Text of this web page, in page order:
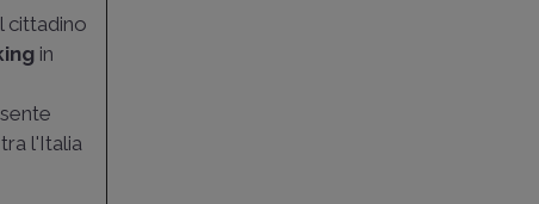
cittadino
in
l'Italia